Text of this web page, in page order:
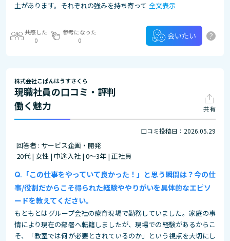
土があります。それぞれの強みを持ち寄って 全文表示
共感した
0
参考になった
0
会いたい ?
株式会社こぱんはうすさくら
現職社員の口コミ・評判
働く魅力
共有
口コミ投稿日：2026.05.29
回答者 : サービス企画・開発
20代 | 女性 | 中途入社 | 0～3年 | 正社員
「この仕事をやっていて良かった！」と思う瞬間は？今の仕
事/役割だからこそ得られた経験ややりがいを具体的なエピソ
ードを教えてください。
もともとはグループ会社の療育現場で勤務していました。家庭の事
情により現在の部署へ転籍しましたが、現場での経験があるからこ
そ、「教室では何が必要とされているのか」という視点を大切にし